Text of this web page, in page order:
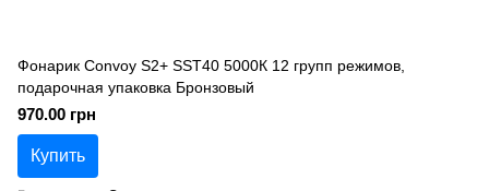
Фонарик Convoy S2+ SST40 5000К 12 групп режимов,
подарочная упаковка Бронзовый
970.00 грн
Купить